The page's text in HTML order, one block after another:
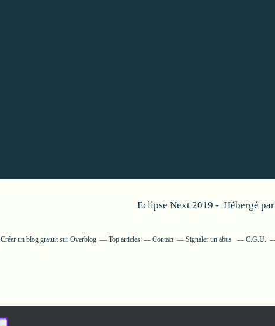
Eclipse Next 2019 - Hébergé par
Créer un blog gratuit sur Overblog Top articles Contact Signaler un abus C.G.U.